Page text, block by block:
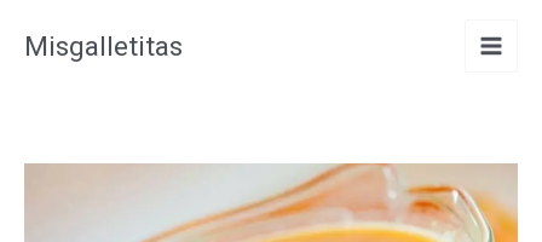
Misgalletitas